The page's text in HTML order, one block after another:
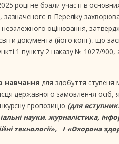
році не брали участі в
в Переліку
оцінювання,
документа (його копії), що
1 пункту 2 наказу № 1027/900,
навчання для здобуття ступеня
державного замовлення осіб,
пропозицію (для
науки, журналістика,
технології», I «Охорона